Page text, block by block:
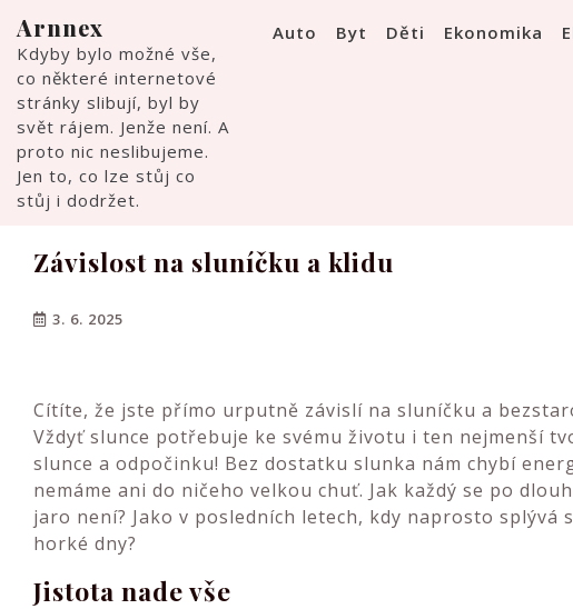
to
content
Arnnex
Kdyby bylo možné vše,
co některé internetové
stránky slibují, byl by
svět rájem. Jenže není. A
proto nic neslibujeme.
Jen to, co lze stůj co
stůj i dodržet.
Auto Byt Děti Ekonomika
Závislost na sluníčku a klidu
3. 6. 2025
Cítíte, že jste přímo urputně závislí na sluníčku a
Vždyť slunce potřebuje ke svému životu i ten nejmenší
slunce a odpočinku! Bez dostatku slunka nám chybí
nemáme ani do ničeho velkou chuť. Jak každý se po
jaro není? Jako v posledních letech, kdy naprosto splývá
horké dny?
Jistota nade vše